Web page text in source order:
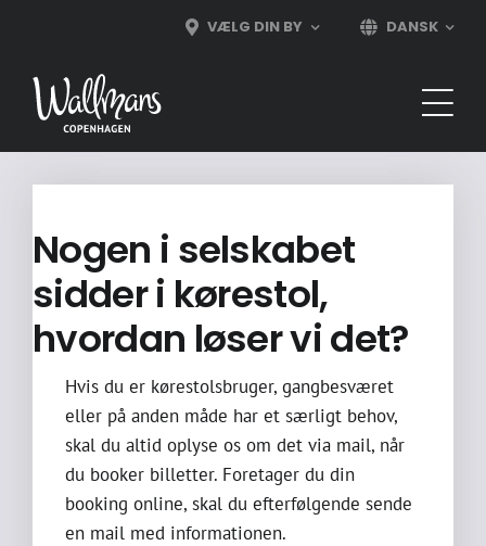
content
VÆLG DIN BY DANSK
Nogen i selskabet
sidder i kørestol,
hvordan løser vi det?
Hvis du er kørestolsbruger, gangbesværet
eller på anden måde har et særligt behov,
skal du altid oplyse os om det via mail, når
du booker billetter. Foretager du din
booking online, skal du efterfølgende sende
en mail med informationen.